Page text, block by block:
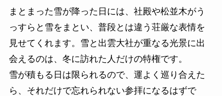
まとまった雪が降った日には、社殿や松並木がう
っすらと雪をまとい、普段とは違う荘厳な表情を
見せてくれます。雪と出雲大社が重なる光景に出
会えるのは、冬に訪れた人だけの特権です。
雪が積もる日は限られるので、運よく巡り合えた
ら、それだけで忘れられない参拝になるはずで